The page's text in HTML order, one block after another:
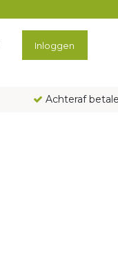
Inloggen
Achteraf